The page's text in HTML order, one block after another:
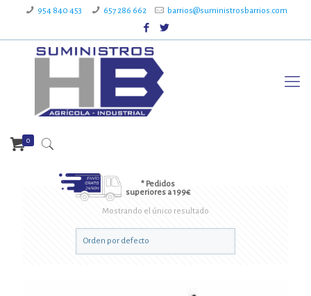
954 840 453 657 286 662 barrios@suministrosbarrios.com
* Pedidos
superiores a 199€
0
Mostrando el único resultado